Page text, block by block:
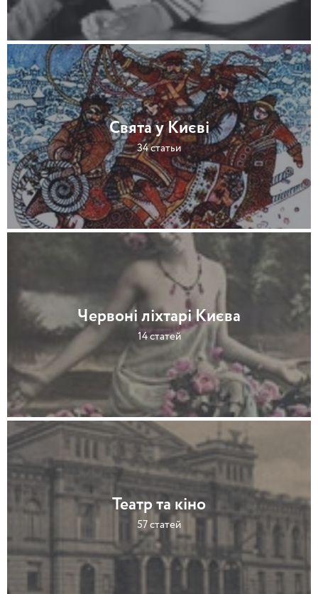
Свята у Києві
34 статьи
Червоні ліхтарі Києва
14 статей
Театр та кіно
57 статей